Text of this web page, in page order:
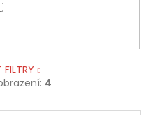
4